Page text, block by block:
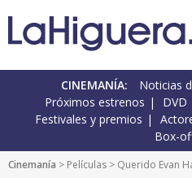
CINEMANÍA: Noticias
Próximos estrenos
DVD
Festivales y premios
Box-
Cinemanía > Películas > Querido Evan